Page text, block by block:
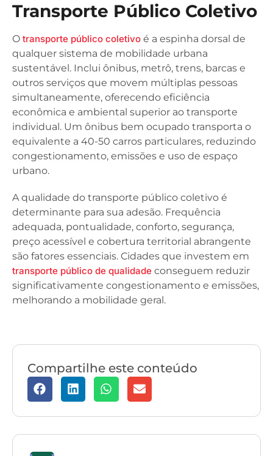
Transporte Público Coletivo
O transporte público coletivo é a espinha dorsal de
qualquer sistema de mobilidade urbana
sustentável. Inclui ônibus, metrô, trens, barcas e
outros serviços que movem múltiplas pessoas
simultaneamente, oferecendo eficiência
econômica e ambiental superior ao transporte
individual. Um ônibus bem ocupado transporta o
equivalente a 40-50 carros particulares, reduzindo
congestionamento, emissões e uso de espaço
urbano.
A qualidade do transporte público coletivo é
determinante para sua adesão. Frequência
adequada, pontualidade, conforto, segurança,
preço acessível e cobertura territorial abrangente
são fatores essenciais. Cidades que investem em
transporte público de qualidade conseguem reduzir
significativamente congestionamento e emissões,
melhorando a mobilidade geral.
Compartilhe este conteúdo